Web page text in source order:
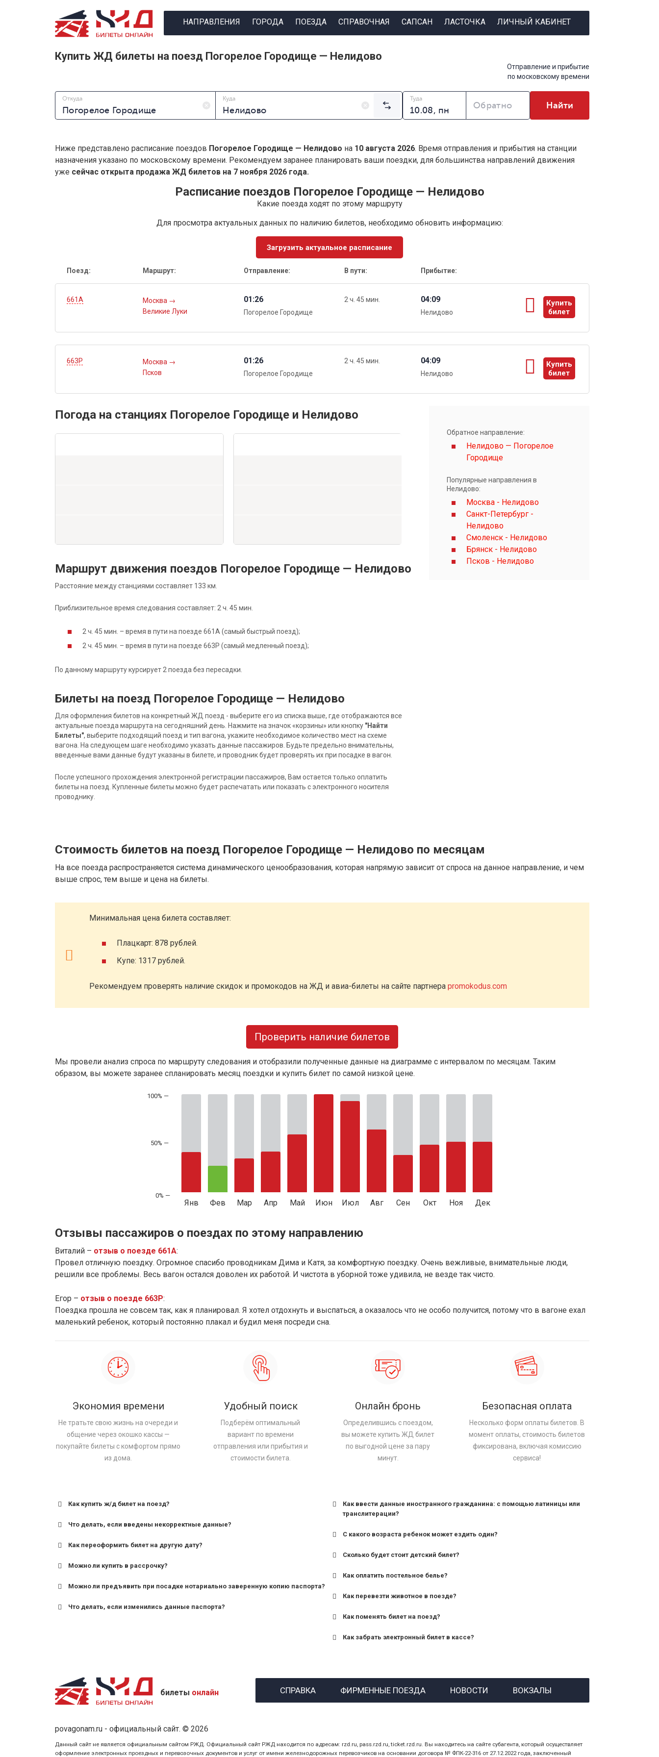
НАПРАВЛЕНИЯ ГОРОДА ПОЕЗДА СПРАВОЧНАЯ САПСАН ЛАСТОЧКА ЛИЧНЫЙ КАБИНЕТ
Купить ЖД билеты на поезд Погорелое Городище — Нелидово
Отправление и прибытие
по московскому времени
Откуда Куда Туда
Обратно Найти
Ниже представлено расписание поездов Погорелое Городище — Нелидово на 10 августа 2026. Время отправления и прибытия на станции
назначения указано по московскому времени. Рекомендуем заранее планировать ваши поездки, для большинства направлений движения
уже сейчас открыта продажа ЖД билетов на 7 ноября 2026 года.
Расписание поездов Погорелое Городище — Нелидово
Какие поезда ходят по этому маршруту
Для просмотра актуальных данных по наличию билетов, необходимо обновить информацию:
Загрузить актуальное расписание
Поезд: Маршрут: Отправление: В пути: Прибытие:
661А Москва →
Великие Луки
01:26
Погорелое Городище
2 ч. 45 мин. 04:09
Нелидово
Купить
билет
ы
663Р Москва →
Псков
01:26
Погорелое Городище
2 ч. 45 мин. 04:09
Нелидово
Купить
билет
ы
Погода на станциях Погорелое Городище и Нелидово
Маршрут движения поездов Погорелое Городище — Нелидово
Расстояние между станциями составляет 133 км.
Приблизительное время следования составляет: 2 ч. 45 мин.
2 ч. 45 мин. – время в пути на поезде 661А (самый быстрый поезд);
2 ч. 45 мин. – время в пути на поезде 663Р (самый медленный поезд);
По данному маршруту курсирует 2 поезда без пересадки.
Билеты на поезд Погорелое Городище — Нелидово
Для оформления билетов на конкретный ЖД поезд - выберите его из списка выше, где отображаются все
актуальные поезда маршрута на сегодняшний день. Нажмите на значок «корзины» или кнопку "Найти
Билеты", выберите подходящий поезд и тип вагона, укажите необходимое количество мест на схеме
вагона. На следующем шаге необходимо указать данные пассажиров. Будьте предельно внимательны,
введенные вами данные будут указаны в билете, и проводник будет проверять их при посадке в вагон.
После успешного прохождения электронной регистрации пассажиров, Вам остается только оплатить
билеты на поезд. Купленные билеты можно будет распечатать или показать с электронного носителя
проводнику.
Обратное направление:
Нелидово — Погорелое
Городище
Популярные направления в
Нелидово:
Москва - Нелидово
Санкт-Петербург -
Нелидово
Смоленск - Нелидово
Брянск - Нелидово
Псков - Нелидово
Стоимость билетов на поезд Погорелое Городище — Нелидово по месяцам
На все поезда распространяется система динамического ценообразования, которая напрямую зависит от спроса на данное направление, и чем
выше спрос, тем выше и цена на билеты.
Минимальная цена билета составляет:
Плацкарт: 878 рублей.
Купе: 1317 рублей.
Рекомендуем проверять наличие скидок и промокодов на ЖД и авиа-билеты на сайте партнера promokodus.com
Проверить наличие билетов
Мы провели анализ спроса по маршруту следования и отобразили полученные данные на диаграмме с интервалом по месяцам. Таким
образом, вы можете заранее спланировать месяц поездки и купить билет по самой низкой цене.
50% —
Янв Фев Мар Апр Май Июн Июл Авг Сен Окт Ноя Дек
Отзывы пассажиров о поездах по этому направлению
Виталий – отзыв о поезде 661А:
Провел отличную поездку. Огромное спасибо проводникам Дима и Катя, за комфортную поездку. Очень вежливые, внимательные люди,
решили все проблемы. Весь вагон остался доволен их работой. И чистота в уборной тоже удивила, не везде так чисто.
Егор – отзыв о поезде 663Р:
Поездка прошла не совсем так, как я планировал. Я хотел отдохнуть и выспаться, а оказалось что не особо получится, потому что в вагоне ехал
маленький ребенок, который постоянно плакал и будил меня посреди сна.
Экономия времени
Не тратьте свою жизнь на очереди и
общение через окошко кассы —
покупайте билеты с комфортом прямо
из дома.
Удобный поиск
Подберём оптимальный
вариант по времени
отправления или прибытия и
стоимости билета.
Онлайн бронь
Определившись с поездом,
вы можете купить ЖД билет
по выгодной цене за пару
минут.
Безопасная оплата
Несколько форм оплаты билетов. В
момент оплаты, стоимость билетов
фиксирована, включая комиссию
сервиса!
Как купить ж/д билет на поезд?
Что делать, если введены некорректные данные?
Как переоформить билет на другую дату?
Можно ли купить в рассрочку?
Можно ли предъявить при посадке нотариально заверенную копию паспорта?
Что делать, если изменились данные паспорта?
Как ввести данные иностранного гражданина: с помощью латиницы или
транслитерации?
С какого возраста ребенок может ездить один?
для поездов дальнего следования — от 10 лет и старше;
Сколько будет стоит детский билет?
Как оплатить постельное белье?
Как перевезти животное в поезде?
Как поменять билет на поезд?
Как забрать электронный билет в кассе?
назвав кассиру 14-значный номер заказа;
билеты онлайн СПРАВКА ФИРМЕННЫЕ ПОЕЗДА НОВОСТИ ВОКЗАЛЫ
povagonam.ru - официальный сайт. © 2026
Данный сайт не является официальным сайтом РЖД. Официальный сайт РЖД находится по адресам: rzd.ru, pass.rzd.ru, ticket.rzd.ru. Вы находитесь на сайте субагента, который осуществляет
оформление электронных проездных и перевозочных документов и услуг от имени железнодорожных перевозчиков на основании договора № ФПК-22-316 от 27.12.2022 года, заключенный